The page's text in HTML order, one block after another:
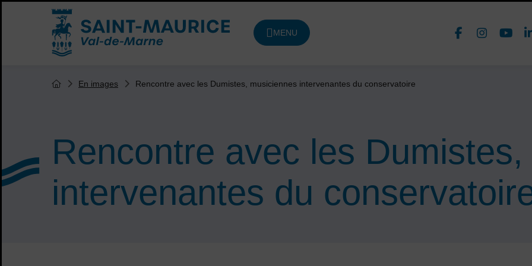
Accueil ville de Saint-Maurice
MENU
DE NAVIGATION PRINCIPALE Nous
Rencontre avec les
intervenantes du
Vous êtes ici :
Page d'accueil du site
En images Rencontre avec les Dumistes, musiciennes intervenantes du conservatoire